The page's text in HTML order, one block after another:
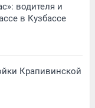
водителя и
в Кузбассе
Крапивинской